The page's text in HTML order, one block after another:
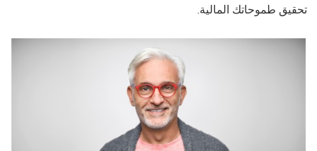
تحقيق طموحاتك المالية.